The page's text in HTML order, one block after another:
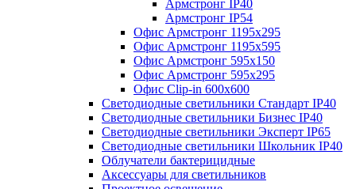
Армстронг IP40
Армстронг IP54
Офис Армстронг 1195x295
Офис Армстронг 1195x595
Офис Армстронг 595x150
Офис Армстронг 595x295
Офис Clip-in 600x600
Светодиодные светильники Стандарт IP40
Светодиодные светильники Бизнес IP40
Светодиодные светильники Эксперт IP65
Светодиодные светильники Школьник IP40
Облучатели бактерицидные
Аксессуары для светильников